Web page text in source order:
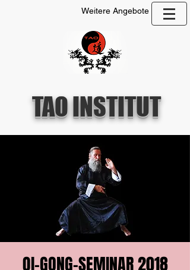
Weitere Angebote
TAO INSTITUT
QI-GONG-SEMINAR 2018